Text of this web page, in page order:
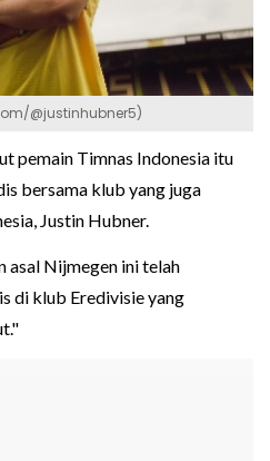
@justinhubner5)
pemain Timnas Indonesia itu
bersama klub yang juga
Justin Hubner.
asal Nijmegen ini telah
di klub Eredivisie yang